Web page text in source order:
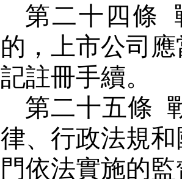
第二十四條
的，上市公司
記註冊手續。
第二十五條
律、行政法規
門依法實施的